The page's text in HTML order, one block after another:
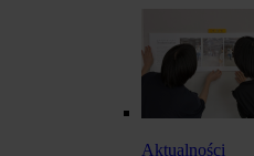
Aktualności